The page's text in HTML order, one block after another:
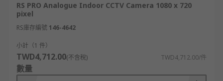
RS PRO Analogue Indoor CCTV Camera 1080 x 720
pixel
RS庫存編號 146-4642
小計（1 件）
TWD4,712.00(不含稅) TWD4,712.00/件
數量